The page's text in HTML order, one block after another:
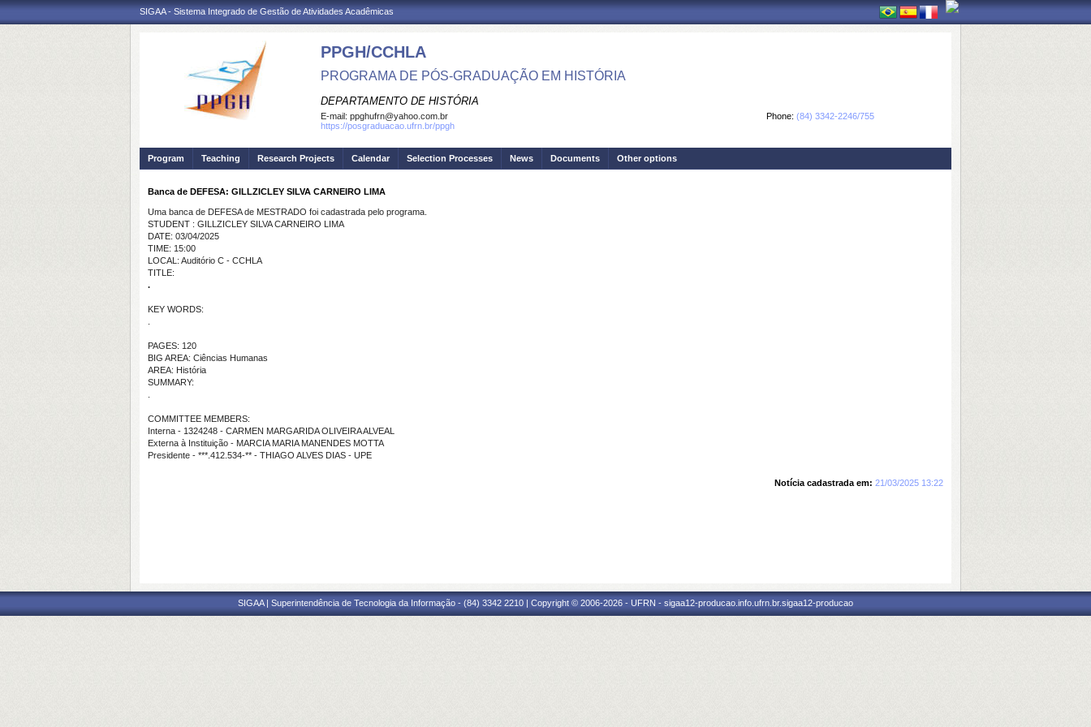
SIGAA - Sistema Integrado de Gestão de Atividades Acadêmicas
PPGH/CCHLA
PROGRAMA DE PÓS-GRADUAÇÃO EM HISTÓRIA
DEPARTAMENTO DE HISTÓRIA
Phone: (84) 3342-2246/755
E-mail: ppghufrn@yahoo.com.br
https://posgraduacao.ufrn.br/ppgh
Program Teaching Research Projects Calendar Selection Processes News Documents Other options
Banca de DEFESA: GILLZICLEY SILVA CARNEIRO LIMA
Uma banca de DEFESA de MESTRADO foi cadastrada pelo programa.
STUDENT : GILLZICLEY SILVA CARNEIRO LIMA
DATE: 03/04/2025
TIME: 15:00
LOCAL: Auditório C - CCHLA
TITLE:
.
KEY WORDS:
PAGES: 120
BIG AREA: Ciências Humanas
AREA: História
SUMMARY:
COMMITTEE MEMBERS:
Interna - 1324248 - CARMEN MARGARIDA OLIVEIRA ALVEAL
Externa à Instituição - MARCIA MARIA MANENDES MOTTA
Presidente - ***.412.534-** - THIAGO ALVES DIAS - UPE
Notícia cadastrada em: 21/03/2025 13:22
SIGAA | Superintendência de Tecnologia da Informação - (84) 3342 2210 | Copyright © 2006-2026 - UFRN - sigaa12-producao.info.ufrn.br.sigaa12-producao